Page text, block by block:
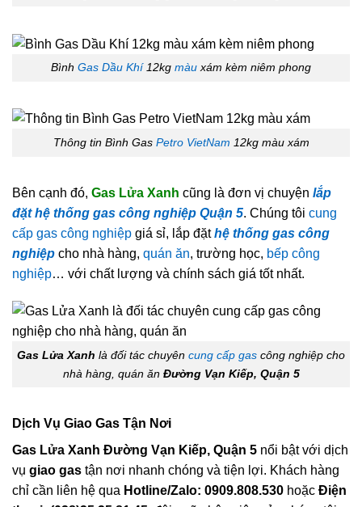
Bình Gas Dầu Khí12kg màuxám kèm niêm phong
Thông tin Bình Gas Petro VietNam 12kg màu xám
Bên cạnh đó, Gas Lửa Xanh cũng là đơn vị chuyện lắp
đặt hệ thống gas công nghiệp Quận 5. Chúng tôi cung
cấp gas công nghiệp giá sỉ, lắp đặthệ thống gas công
nghiệp cho nhà hàng, quán ăn, trường học, bếp công
nghiệp… với chất lượng và chính sách giá tốt nhất.
Gas Lửa Xanh là đối tác chuyên cung cấp gas công nghiệp cho
nhà hàng, quán ăn Đường Vạn Kiếp, Quận 5
Dịch Vụ Giao Gas Tận Nơi
Gas Lửa Xanh Đường Vạn Kiếp, Quận 5 nổi bật với dịch
vụ giao gas tận nơi nhanh chóng và tiện lợi. Khách hàng
chỉ cần liên hệ qua Hotline/Zalo: 0909.808.530 hoặc Điện